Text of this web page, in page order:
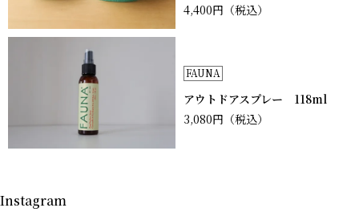
4,400円 （税込）
FAUNA
アウトドアスプレー 118ml
3,080円 （税込）
Instagram